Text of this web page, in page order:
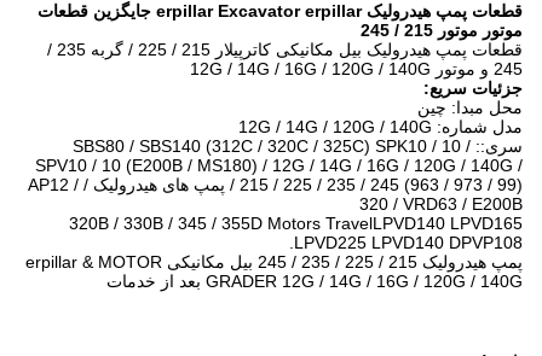
قطعات پمپ هیدرولیک erpillar Excavator erpillar جایگزین قطعات
موتور موتور 215 / 245
قطعات پمپ هیدرولیک بیل مکانیکی کاترپیلار 215 / 225 / گربه 235 /
245 و موتور 12G / 14G / 16G / 120G / 140G
جزئیات سریع:
محل مبدا: چین
مدل شماره: 12G / 14G / 120G / 140G
سری:: SBS80 / SBS140 (312C / 320C / 325C) SPK10 / 10 /
SPV10 / 10 (E200B / MS180) / 12G / 14G / 16G / 120G / 140G /
215 / 225 / 235 / 245 (963 / 973 / 99) / پمپ های هیدرولیک / AP12 /
320 / VRD63 / E200B
320B / 330B / 345 / 355D Motors TravelLPVD140 LPVD165
LPVD225 LPVD140 DPVP108.
پمپ هیدرولیک 215 / 225 / 235 / 245 بیل مکانیکی erpillar & MOTOR
GRADER 12G / 14G / 16G / 120G / 140G بعد از خدمات